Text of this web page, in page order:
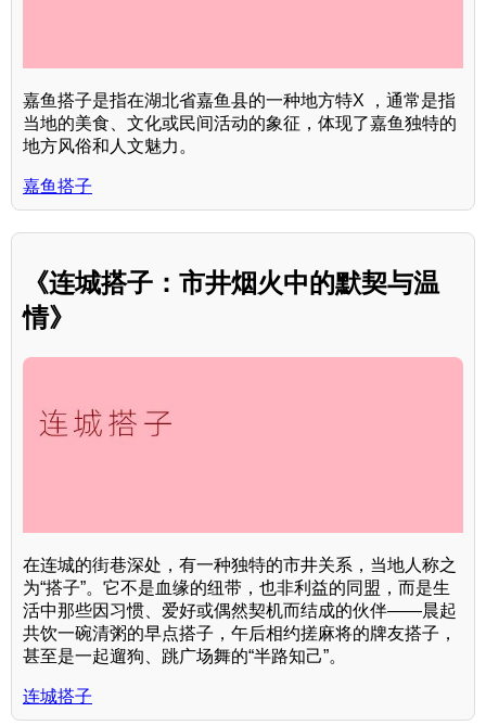
嘉鱼搭子是指在湖北省嘉鱼县的一种地方特X ，通常是指
当地的美食、文化或民间活动的象征，体现了嘉鱼独特的
地方风俗和人文魅力。
嘉鱼搭子
《连城搭子：市井烟火中的默契与温
情》
在连城的街巷深处，有一种独特的市井关系，当地人称之
为“搭子”。它不是血缘的纽带，也非利益的同盟，而是生
活中那些因习惯、爱好或偶然契机而结成的伙伴——晨起
共饮一碗清粥的早点搭子，午后相约搓麻将的牌友搭子，
甚至是一起遛狗、跳广场舞的“半路知己”。
连城搭子